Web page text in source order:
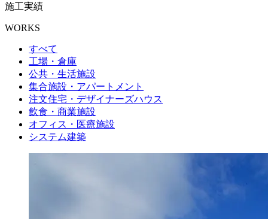
施工実績
WORKS
すべて
工場・倉庫
公共・生活施設
集合施設・アパートメント
注文住宅・デザイナーズハウス
飲食・商業施設
オフィス・医療施設
システム建築